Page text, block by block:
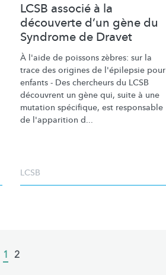
LCSB associé à la
découverte d’un gène du
Syndrome de Dravet
À l'aide de poissons zèbres: sur la
trace des origines de l'épilepsie pour
enfants - Des chercheurs du LCSB
découvrent un gène qui, suite à une
mutation spécifique, est responsable
de l'apparition d...
LCSB
Current
1 Page
2